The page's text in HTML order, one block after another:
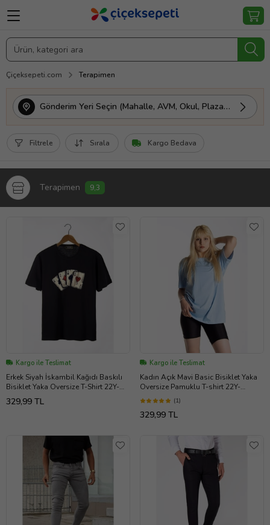
Çiçeksepeti.com Terapimen
Gönderim Yeri Seçin (Mahalle, AVM, Okul, Plaza vs.)
Filtrele Sırala Kargo Bedava
Terapimen 9,3
Kargo ile Teslimat
Erkek Siyah İskambil Kağıdı Baskılı
Bisiklet Yaka Oversize T-Shirt 22Y-
3400762-2
329,99 TL
Kargo ile Teslimat
Kadın Açık Mavi Basic Bisiklet Yaka
Oversize Pamuklu T-shirt 22Y-
3400761-K1
(1)
329,99 TL